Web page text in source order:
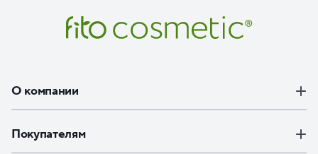
О компании
Покупателям